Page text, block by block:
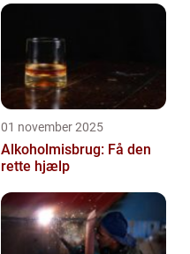
01 november 2025
Alkoholmisbrug: Få den
rette hjælp